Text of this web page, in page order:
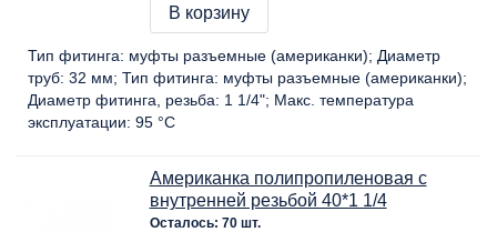
В корзину
Тип фитинга: муфты разъемные (американки)
Диаметр
труб: 32 мм Тип фитинга: муфты разъемные (американки)
Диаметр фитинга, резьба: 1 1/4" Макс. температура
эксплуатации: 95 °C
Американка полипропиленовая с
внутренней резьбой 40*1 1/4
Осталось: 70 шт.